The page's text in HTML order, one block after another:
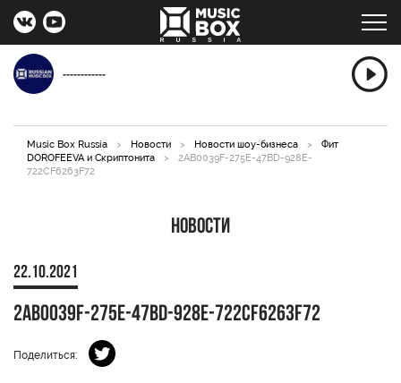
------------
Music Box Russia > Новости > Новости шоу-бизнеса >
Фит
DOROFEEVA и Скриптонита
>
2AB0039F-275E-47BD-928E-
722CF6263F72
Новости
22.10.2021
2AB0039F-275E-47BD-928E-722CF6263F72
Поделиться: